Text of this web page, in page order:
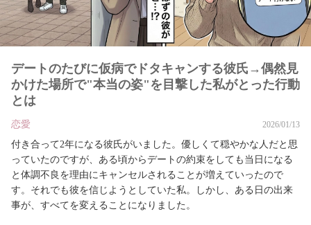
デートのたびに仮病でドタキャンする彼氏→偶然見
かけた場所で"本当の姿"を目撃した私がとった行動
とは
恋愛 2026/01/13
付き合って2年になる彼氏がいました。優しくて穏やかな人だと思
っていたのですが、ある頃からデートの約束をしても当日になる
と体調不良を理由にキャンセルされることが増えていったので
す。それでも彼を信じようとしていた私。しかし、ある日の出来
事が、すべてを変えることになりました。